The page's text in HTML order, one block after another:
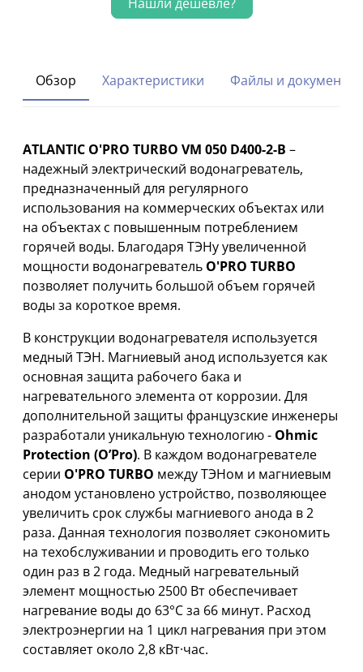
Обзор Характеристики Файлы и документы
ATLANTIC O'PRO TURBO VM 050 D400-2-B –
надежный электрический водонагреватель,
предназначенный для регулярного
использования на коммерческих объектах или
на объектах с повышенным потреблением
горячей воды. Благодаря ТЭНу увеличенной
мощности водонагреватель O'PRO TURBO
позволяет получить большой объем горячей
воды за короткое время.
В конструкции водонагревателя используется
медный ТЭН. Магниевый анод используется как
основная защита рабочего бака и
нагревательного элемента от коррозии. Для
дополнительной защиты французские инженеры
разработали уникальную технологию - Ohmic
Protection (O’Pro). В каждом водонагревателе
серии O'PRO TURBO между ТЭНом и магниевым
анодом установлено устройство, позволяющее
увеличить срок службы магниевого анода в 2
раза. Данная технология позволяет сэкономить
на техобслуживании и проводить его только
один раз в 2 года. Медный нагревательный
элемент мощностью 2500 Вт обеспечивает
нагревание воды до 63°C за 66 минут. Расход
электроэнергии на 1 цикл нагревания при этом
составляет около 2,8 кВт·час.